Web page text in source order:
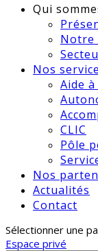
Qui
Notre
Nos
Aide
CLIC
Pôle
Nos
Actualités
Contact
Sélectionner une
Espace privé